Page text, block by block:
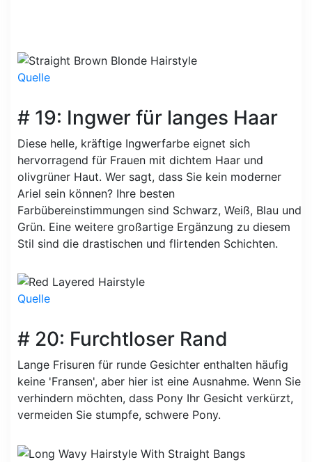
Quelle
# 19: Ingwer für langes Haar
Diese helle, kräftige Ingwerfarbe eignet sich
hervorragend für Frauen mit dichtem Haar und
olivgrüner Haut. Wer sagt, dass Sie kein moderner
Ariel sein können? Ihre besten
Farbübereinstimmungen sind Schwarz, Weiß, Blau und
Grün. Eine weitere großartige Ergänzung zu diesem
Stil sind die drastischen und flirtenden Schichten.
Quelle
# 20: Furchtloser Rand
Lange Frisuren für runde Gesichter enthalten häufig
keine 'Fransen', aber hier ist eine Ausnahme. Wenn Sie
verhindern möchten, dass Pony Ihr Gesicht verkürzt,
vermeiden Sie stumpfe, schwere Pony.